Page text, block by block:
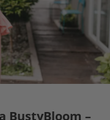
BustyBloom –